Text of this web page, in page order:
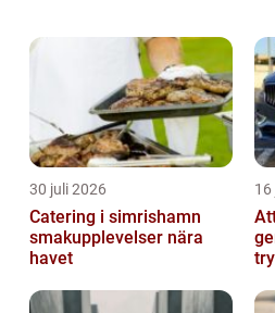
sig Sverige i fas X, där
prioritera vissa gruppe...
30 juli 2026
Catering i simrishamn
smakupplevelser nära
havet
16